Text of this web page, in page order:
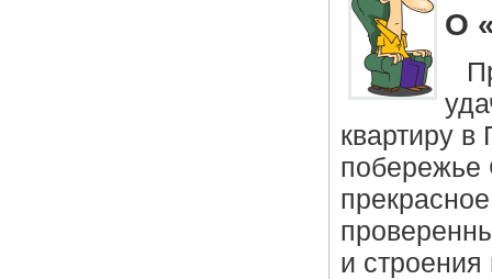
О
квартиру
побережье
и строения